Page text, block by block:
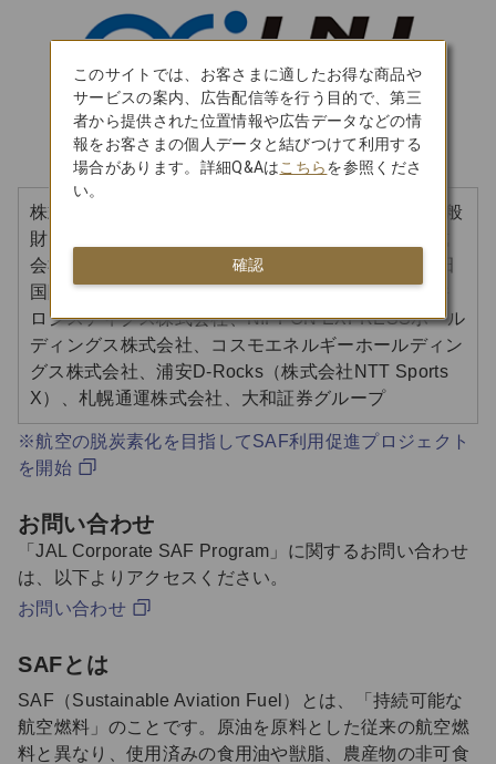
株式会社近鉄エクスプレス、横河電機株式会社、一般
財団法人 運輸総合研究所、アルプスアルパイン株式
会社、ケイライン ロジスティックス 株式会社、成田
国際空港株式会社、PwC Japan合同会社、商船三井
ロジスティクス株式会社、NIPPON EXPRESSホール
ディングス株式会社、コスモエネルギーホールディン
グス株式会社、浦安D-Rocks（株式会社NTT Sports
X）、札幌通運株式会社、大和証券グループ
※航空の脱炭素化を目指してSAF利用促進プロジェクト
を開始
お問い合わせ
「JAL Corporate SAF Program」に関するお問い合わせ
は、以下よりアクセスください。
お問い合わせ
SAFとは
SAF（Sustainable Aviation Fuel）とは、「持続可能な
航空燃料」のことです。原油を原料とした従来の航空燃
料と異なり、使用済みの食用油や獣脂、農産物の非可食
このサイトでは、お客さまに適したお得な商品や
サービスの案内、広告配信等を行う目的で、第三
者から提供された位置情報や広告データなどの情
報をお客さまの個人データと結びつけて利用する
場合があります。詳細Q&Aはこちらを参照くださ
い。
確認